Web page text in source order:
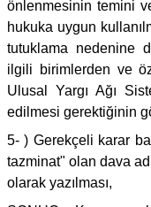
önlenmesinin temini
hukuka uygun
tutuklama nedenine
ilgili birimlerden ve
Ulusal Yargı Ağı
edilmesi gerektiğinin
5- ) Gerekçeli karar
tazminat" olan dava
olarak yazılması,